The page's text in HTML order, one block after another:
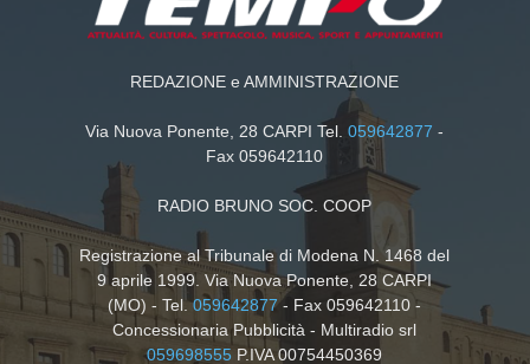
REDAZIONE e AMMINISTRAZIONE
Via Nuova Ponente, 28 CARPI Tel.059642877 -
Fax 059642110
RADIO BRUNO SOC. COOP
Registrazione al Tribunale di Modena N. 1468 del
9 aprile 1999. Via Nuova Ponente, 28 CARPI
(MO) - Tel.059642877- Fax 059642110 -
Concessionaria Pubblicità - Multiradio srl
059698555 P.IVA 00754450369